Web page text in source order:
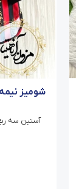
شومیز
آستین سه ربع/